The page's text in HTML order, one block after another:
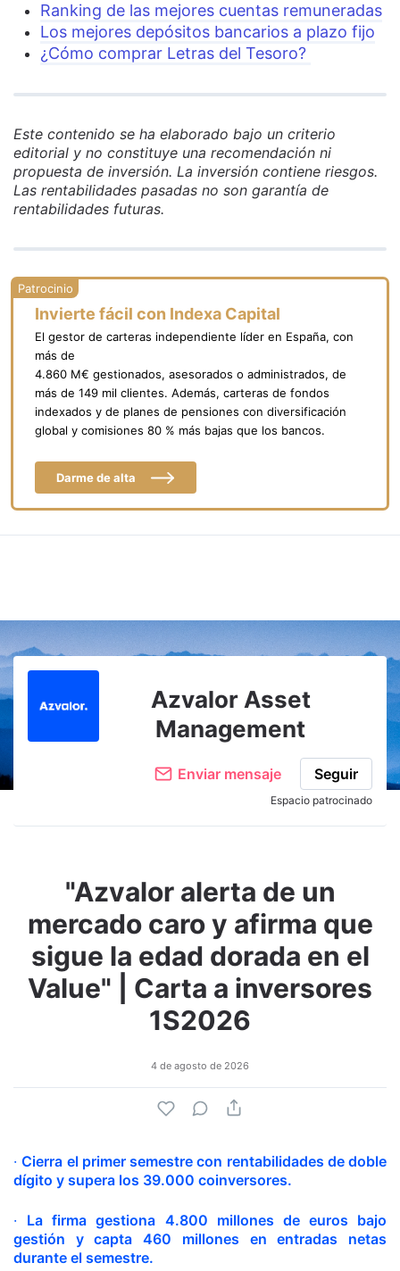
Ranking de las mejores cuentas remuneradas
Los mejores depósitos bancarios a plazo fijo
¿Cómo comprar Letras del Tesoro?
Este contenido se ha elaborado bajo un criterio
editorial y no constituye una recomendación ni
propuesta de inversión. La inversión contiene riesgos.
Las rentabilidades pasadas no son garantía de
rentabilidades futuras.
Invierte fácil con Indexa Capital
El gestor de carteras independiente líder en España, con
más de
4.860 M€ gestionados, asesorados o administrados, de
más de 149 mil clientes. Además, carteras de fondos
indexados y de planes de pensiones con diversificación
global y comisiones 80 % más bajas que los bancos.
Darme de alta
Azvalor Asset
Management
Enviar mensaje Seguir
Espacio patrocinado
"Azvalor alerta de un
mercado caro y afirma que
sigue la edad dorada en el
Value" | Carta a inversores
1S2026
4 de agosto de 2026
·Cierra el primer semestre con rentabilidades de doble
dígito y supera los 39.000 coinversores.
· La firma gestiona 4.800 millones de euros bajo
gestión y capta 460 millones en entradas netas
durante el semestre.